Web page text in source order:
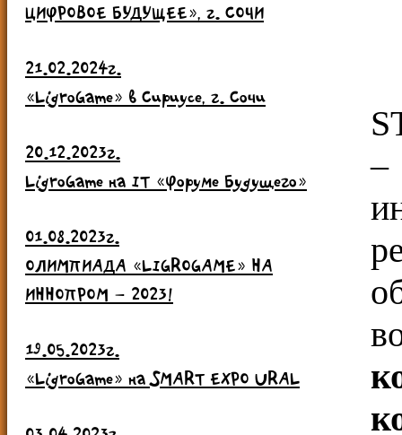
ЦИФРОВОЕ БУДУЩЕЕ», г. СОЧИ
21.02.2024г.
«LigroGame» в Сириусе, г. Сочи
20.12.2023г.
LigroGame на IT «Форуме Будущего»
01.08.2023г.
ОЛИМПИАДА «LIGROGAME» НА
ИННОПРОМ – 2023!
19.05.2023г.
«LigroGame» на SMART EXPO URAL